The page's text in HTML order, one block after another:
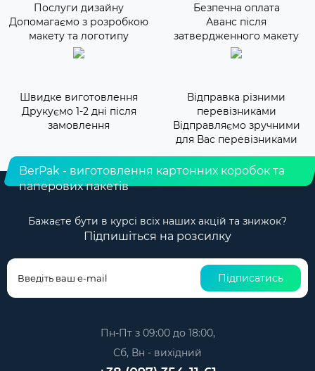
Послуги дизайну
Допомагаємо з розробкою
макету та логотипу
Безпечна оплата
Аванс після
затвердженного макету
Швидке виготовлення
Друкуємо 1-2 дні після
замовлення
Відправка різними
перевізниками
Відправляємо зручними
для Вас перевізниками
BerPak - виготовлення картонних коробок та
паперових пакетів
Бажаєте бути в курсі всіх наших акцій та знижок?
Підпишіться на розсилку
Підписатись
Пн-Пт з 09:00 до 18:00,
Сб, Вн - вихідний